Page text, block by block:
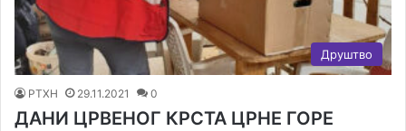
Друштво
РТХН 29.11.2021 0
ДАНИ ЦРВЕНОГ КРСТА ЦРНЕ ГОРЕ